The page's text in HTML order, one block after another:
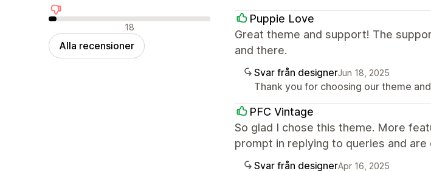
Negativa recensioner
18
Alla recensioner
Puppie Love
Great theme and support! The
and there.
Svar från designerJun 18, 2025
Thank you for choosing our theme
PFC Vintage
So glad I chose this theme. More
prompt in replying to queries and
Svar från designerApr 16, 2025